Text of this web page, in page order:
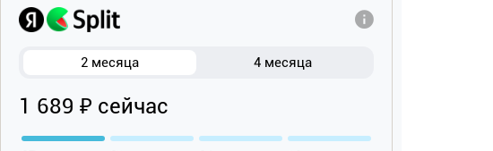
2 месяца 4 месяца
1 689 ₽ сейчас